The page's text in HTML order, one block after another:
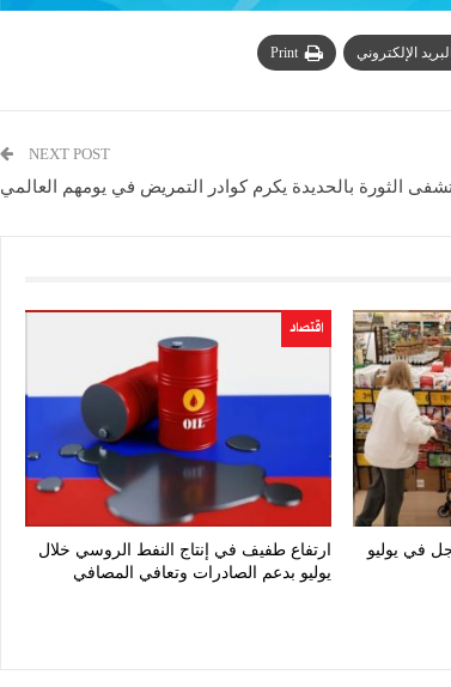
البريد الإلكتروني Print
NEXT POST
الثورة بالحديدة يكرم كوادر التمريض في يومهم العالمي
في يوليو
اقتصاد
ارتفاع طفيف في إنتاج النفط الروسي خلال
يوليو بدعم الصادرات وتعافي المصافي